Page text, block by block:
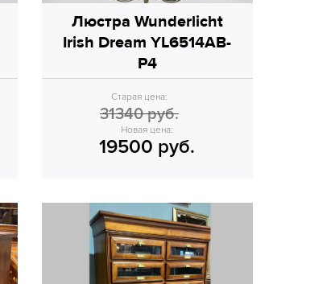
Люстра Wunderlicht
Irish Dream YL6514AB-
P4
Старая цена:
31340 руб.
Новая цена:
19500 руб.